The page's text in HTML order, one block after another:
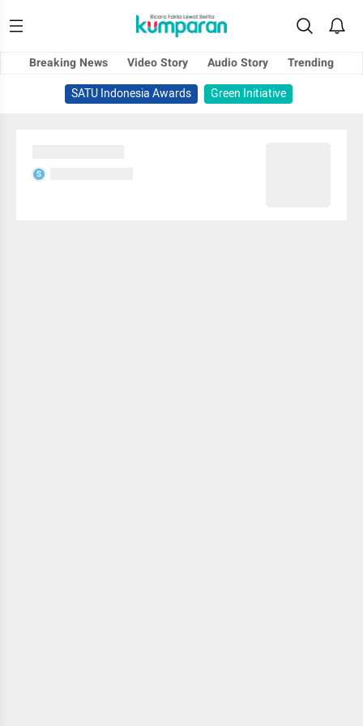
Breaking News Video Story Audio Story
Trending
SATU Indonesia Awards
Green Initiative
S